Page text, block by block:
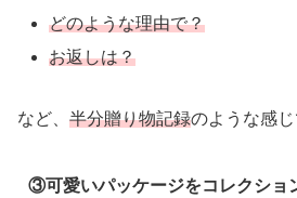
どのような理由で？
お返しは？
など、 半分贈り物記録のような感じ
③可愛いパッケージをコレクショ